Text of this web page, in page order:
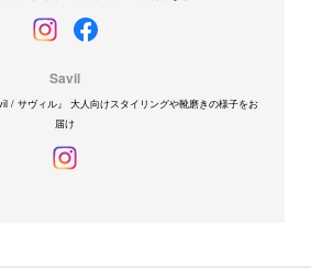
Savil
/ サヴィル』 大人向けスタイリングや靴磨きの様子をお
届け